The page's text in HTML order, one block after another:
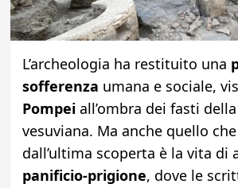
L’archeologia ha restituito una
sofferenza umana e sociale,
Pompeiall’ombra dei fasti
vesuviana. Ma anche quello
dall’ultima scoperta è la vita di
panificio-prigione, dove le